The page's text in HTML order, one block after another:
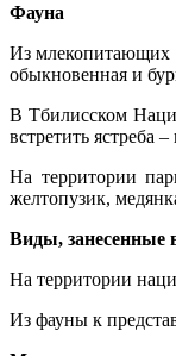
Фауна
Из млекопитающих
обыкновенная и
В Тбилисском
встретить ястреба
На территории
желтопузик,
Виды, занесенные
На территории
Из фауны к